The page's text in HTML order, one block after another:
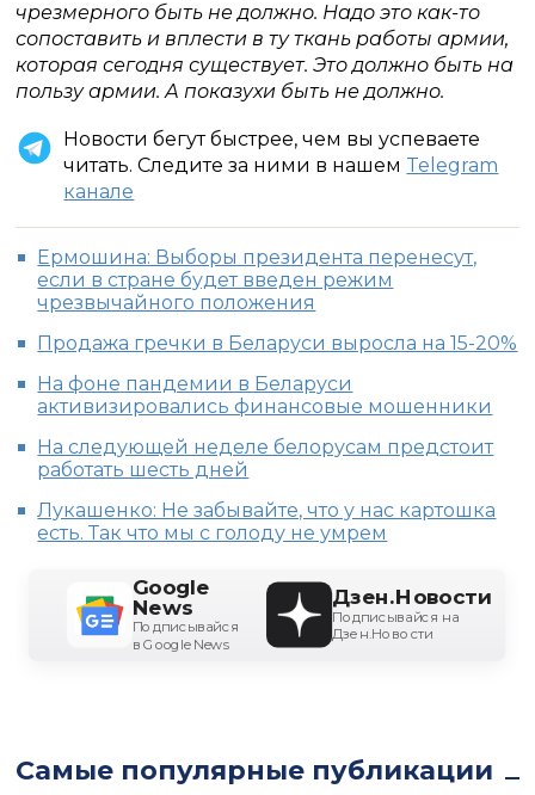
чрезмерного быть не должно. Надо это как-то
сопоставить и вплести в ту ткань работы армии,
которая сегодня существует. Это должно быть на
пользу армии. А показухи быть не должно.
Новости бегут быстрее, чем вы успеваете
читать. Следите за ними в нашем Telegram
канале
Ермошина: Выборы президента перенесут,
если в стране будет введен режим
чрезвычайного положения
Продажа гречки в Беларуси выросла на 15-20%
На фоне пандемии в Беларуси
активизировались финансовые мошенники
На следующей неделе белорусам предстоит
работать шесть дней
Лукашенко: Не забывайте, что у нас картошка
есть. Так что мы с голоду не умрем
Google
News
Подписывайся
в Google News
Дзен.Новости
Подписывайся на
Дзен.Новости
Самые популярные публикации